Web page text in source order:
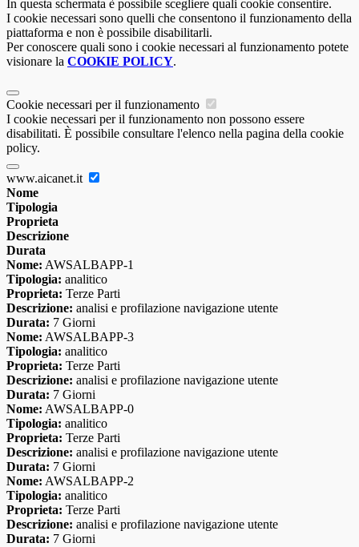
In questa schermata è possibile scegliere quali cookie consentire.
I cookie necessari sono quelli che consentono il funzionamento della
piattaforma e non è possibile disabilitarli.
Per conoscere quali sono i cookie necessari al funzionamento potete
visionare la COOKIE POLICY.
Cookie necessari per il funzionamento
I cookie necessari per il funzionamento non possono essere
disabilitati. È possibile consultare l'elenco nella pagina della cookie
policy.
www.aicanet.it
Nome
Tipologia
Proprieta
Descrizione
Durata
Nome: AWSALBAPP-1
Tipologia: analitico
Proprieta: Terze Parti
Descrizione: analisi e profilazione navigazione utente
Durata: 7 Giorni
Nome: AWSALBAPP-3
Tipologia: analitico
Proprieta: Terze Parti
Descrizione: analisi e profilazione navigazione utente
Durata: 7 Giorni
Nome: AWSALBAPP-0
Tipologia: analitico
Proprieta: Terze Parti
Descrizione: analisi e profilazione navigazione utente
Durata: 7 Giorni
Nome: AWSALBAPP-2
Tipologia: analitico
Proprieta: Terze Parti
Descrizione: analisi e profilazione navigazione utente
Durata: 7 Giorni